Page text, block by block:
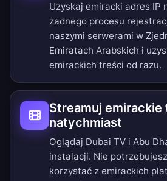
Uzyskaj emiracki adres IP
żadnego procesu
naszymi serwerami w
Emiratach Arabskich i
emirackich treści od razu.
Streamuj emirackie
natychmiast
Oglądaj Dubai TV i Abu
instalacji. Nie
korzystać z emirackich